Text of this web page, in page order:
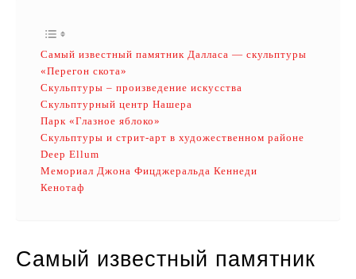
Самый известный памятник Далласа — скульптуры
«Перегон скота»
Скульптуры – произведение искусства
Скульптурный центр Нашера
Парк «Глазное яблоко»
Скульптуры и стрит-арт в художественном районе
Deep Ellum
Мемориал Джона Фицджеральда Кеннеди
Кенотаф
Самый известный памятник